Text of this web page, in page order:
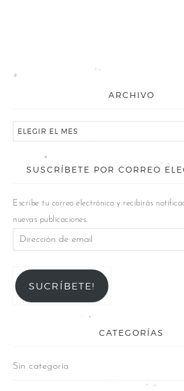
ARCHIVO
SUSCRÍBETE POR CORREO
Escribe tu correo electrónico y recibirás
nuevas publicaciones.
SUCRÍBETE!
CATEGORÍAS
Sin categoría